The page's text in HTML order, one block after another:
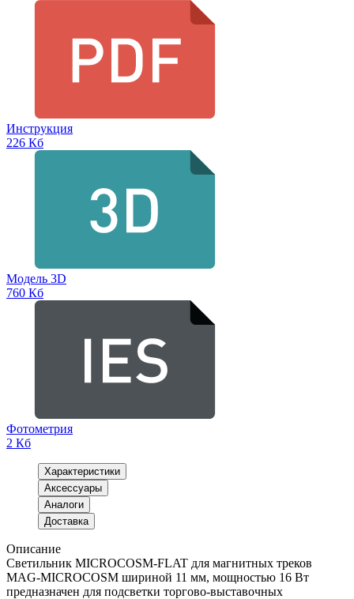
Инструкция
226 Кб
Модель 3D
760 Кб
Фотометрия
2 Кб
Характеристики
Аксессуары
Аналоги
Доставка
Описание
Светильник MICROCOSM-FLAT для магнитных треков
MAG-MICROCOSM шириной 11 мм, мощностью 16 Вт
предназначен для подсветки торгово-выставочных